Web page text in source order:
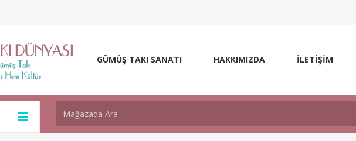
GÜMÜŞ TAKI SANATI HAKKIMIZDA İLETİŞİM